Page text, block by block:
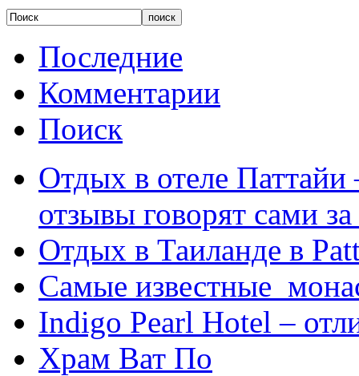
Последние
Комментарии
Поиск
Отдых в отеле
отзывы говорят сами за
Отдых в Таиланде в
Самые известные
Indigo Pearl Hotel –
Храм Ват По